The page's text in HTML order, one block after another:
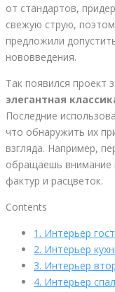
от стандартов,
свежую струю,
предложили
нововведения.
Так появился проект
элегантная
Последние
что обнаружить их
взгляда. Например,
обращаешь внимание
фактур и расцветок.
Contents
1. Интерьер
2. Интерьер
3. Интерьер
4. Интерьер